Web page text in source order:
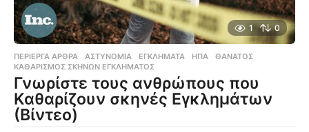
1 0
ΠΕΡΊΕΡΓΑ ΆΡΘΡΑ ΑΣΤΥΝΟΜΊΑ ,ΕΓΚΛΉΜΑΤΑ ,ΗΠΑ ,ΘΆΝΑΤΟΣ
ΚΑΘΑΡΙΣΜΌΣ ΣΚΗΝΏΝ ΕΓΚΛΉΜΑΤΟΣ
Γνωρίστε τους ανθρώπους που
Καθαρίζουν σκηνές Εγκλημάτων
(Βίντεο)